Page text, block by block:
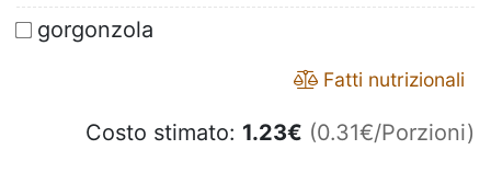
gorgonzola
Fatti nutrizionali
Costo stimato: 1.23€ (0.31€/Porzioni)